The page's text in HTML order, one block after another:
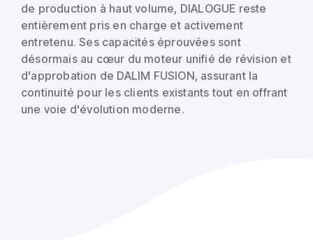
de production à haut volume, DIALOGUE reste
entièrement pris en charge et activement
entretenu. Ses capacités éprouvées sont
désormais au cœur du moteur unifié de révision et
d'approbation de DALIM FUSION, assurant la
continuité pour les clients existants tout en offrant
une voie d'évolution moderne.